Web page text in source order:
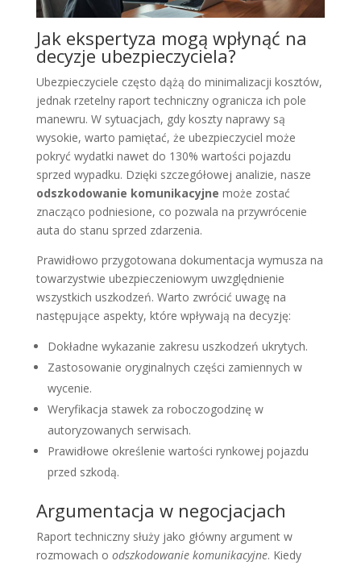
Jak ekspertyza mogą wpłynąć na
decyzje ubezpieczyciela?
Ubezpieczyciele często dążą do minimalizacji kosztów,
jednak rzetelny raport techniczny ogranicza ich pole
manewru. W sytuacjach, gdy koszty naprawy są
wysokie, warto pamiętać, że ubezpieczyciel może
pokryć wydatki nawet do 130% wartości pojazdu
sprzed wypadku. Dzięki szczegółowej analizie, nasze
odszkodowanie komunikacyjne może zostać
znacząco podniesione, co pozwala na przywrócenie
auta do stanu sprzed zdarzenia.
Prawidłowo przygotowana dokumentacja wymusza na
towarzystwie ubezpieczeniowym uwzględnienie
wszystkich uszkodzeń. Warto zwrócić uwagę na
następujące aspekty, które wpływają na decyzję:
Dokładne wykazanie zakresu uszkodzeń ukrytych.
Zastosowanie oryginalnych części zamiennych w
wycenie.
Weryfikacja stawek za roboczogodzinę w
autoryzowanych serwisach.
Prawidłowe określenie wartości rynkowej pojazdu
przed szkodą.
Argumentacja w negocjacjach
Raport techniczny służy jako główny argument w
rozmowach o odszkodowanie komunikacyjne. Kiedy